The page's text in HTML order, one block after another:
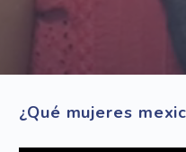
¿Qué mujeres